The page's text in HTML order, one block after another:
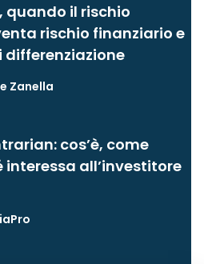
quando il rischio
rischio finanziario e
differenziazione
Zanella
cos’è, come
interessa all’investitore